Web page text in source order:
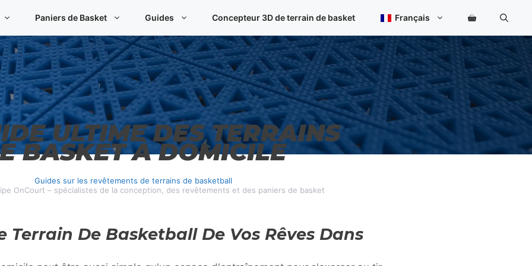
Paniers de Basket Guides Concepteur 3D de terrain de basket Français
ULTIME DES TERRAINS
BASKET À DOMICILE
Guides sur les revêtements de terrains de basketball
OnCourt – spécialistes de la conception, des revêtements et des paniers de basket
Terrain De Basketball De Vos Rêves Dans